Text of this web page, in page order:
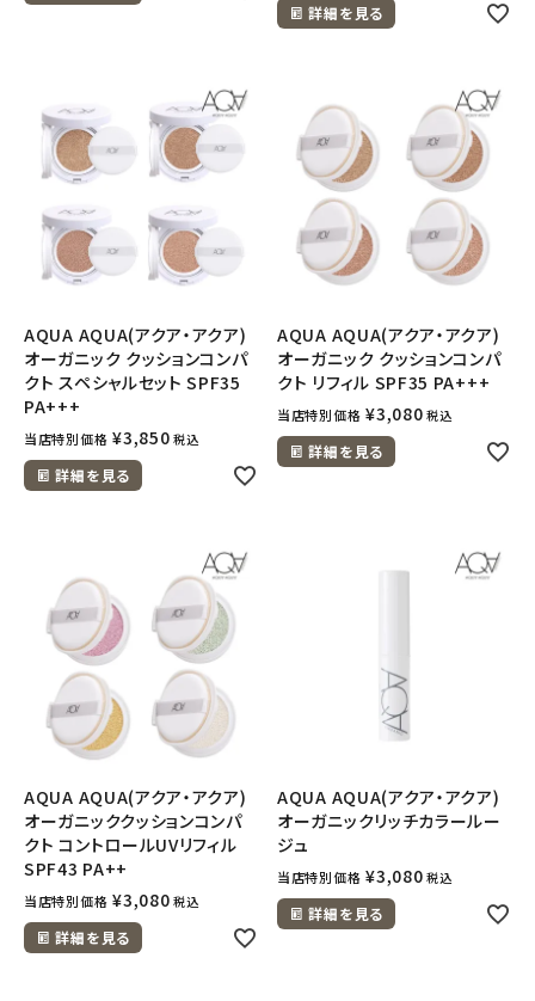
詳細を見る
AQUA AQUA(アクア・アクア)
オーガニック クッションコンパ
クト スペシャルセット SPF35
PA+++
当店特別価格 ¥3,850 税込
詳細を見る
AQUA AQUA(アクア・アクア)
オーガニック クッションコンパ
クト リフィル SPF35 PA+++
当店特別価格 ¥3,080 税込
詳細を見る
AQUA AQUA(アクア・アクア)
オーガニッククッションコンパ
クト コントロールUVリフィル
SPF43 PA++
当店特別価格 ¥3,080 税込
詳細を見る
AQUA AQUA(アクア・アクア)
オーガニックリッチカラールー
ジュ
当店特別価格 ¥3,080 税込
詳細を見る